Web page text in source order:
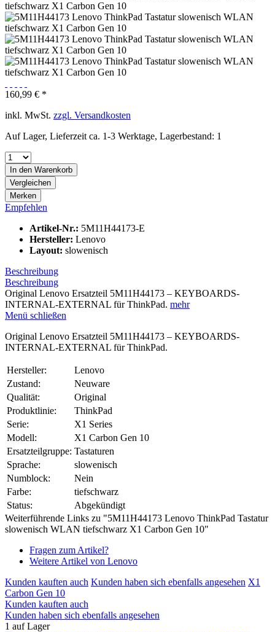
160,99 € *
inkl. MwSt. zzgl. Versandkosten
Auf Lager, Lieferzeit ca. 1-3 Werktage, Lagerbestand: 1
In den Warenkorb
Vergleichen
Merken
Empfehlen
Artikel-Nr.: 5M11H44173-E
Hersteller: Lenovo
Layout: slowenisch
Beschreibung
Beschreibung
Original Lenovo Ersatzteil 5M11H44173 – KEYBOARDS-
INTERNAL-EXTERNAL für ThinkPad. mehr
Menü schließen
Original Lenovo Ersatzteil 5M11H44173 – KEYBOARDS-
INTERNAL-EXTERNAL für ThinkPad.
Hersteller:
Lenovo
Zustand:
Neuware
Qualität:
Original
Produktlinie:
ThinkPad
Serie:
X1 Series
Modell:
X1 Carbon Gen 10
Ersatzteilgruppe: Tastaturen
Sprache:
slowenisch
Numblock:
Nein
Farbe:
tiefschwarz
Status:
Abgekündigt
Weiterführende Links zu "5M11H44173 Lenovo ThinkPad Tastatur
slowenisch WLAN tiefschwarz X1 Carbon Gen 10"
Fragen zum Artikel?
Weitere Artikel von Lenovo
Kunden kauften auch Kunden haben sich ebenfalls angesehen X1
Carbon Gen 10
Kunden kauften auch
Kunden haben sich ebenfalls angesehen
1 auf Lager